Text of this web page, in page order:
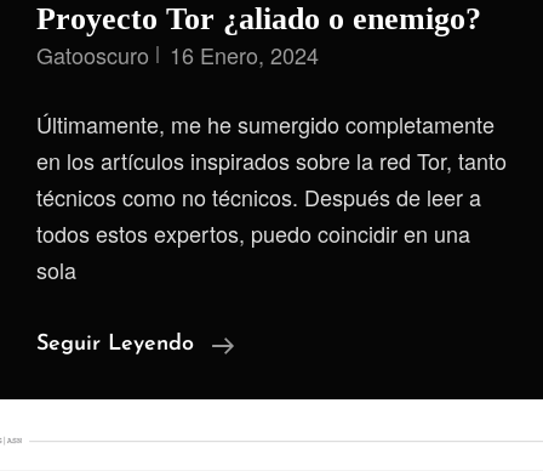
Proyecto Tor ¿aliado o enemigo?
Gatooscuro 16 Enero, 2024
Últimamente, me he sumergido completamente
en los artículos inspirados sobre la red Tor, tanto
técnicos como no técnicos. Después de leer a
todos estos expertos, puedo coincidir en una
sola
Seguir Leyendo
Proyecto